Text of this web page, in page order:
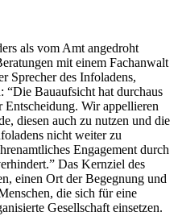
als vom Amt angedroht
mit einem Fachanwalt
Sprecher des Infoladens,
“Die Bauaufsicht hat durchaus
Entscheidung. Wir appellieren
diesen auch zu nutzen und die
nicht weiter zu
Engagement durch
Das Kernziel des
einen Ort der Begegnung und
die sich für eine
Gesellschaft einsetzen.